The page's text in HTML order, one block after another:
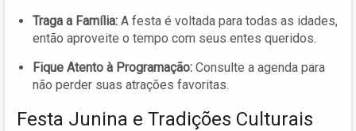
Traga a Família: A festa é voltada para todas as idades,
então aproveite o tempo com seus entes queridos.
Fique Atento à Programação: Consulte a agenda para
não perder suas atrações favoritas.
Festa Junina e Tradições Culturais